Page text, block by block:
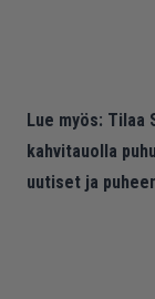
Lue myös: Tilaa
kahvitauolla
uutiset ja